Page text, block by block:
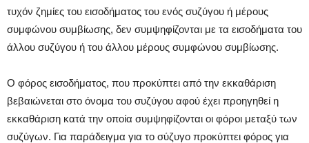
τυχόν ζημίες του εισοδήματος του ενός συζύγου ή μέρους
συμφώνου συμβίωσης, δεν συμψηφίζονται με τα εισοδήματα του
άλλου συζύγου ή του άλλου μέρους συμφώνου συμβίωσης.
Ο φόρος εισοδήματος, που προκύπτει από την εκκαθάριση
βεβαιώνεται στο όνομα του συζύγου αφού έχει προηγηθεί η
εκκαθάριση κατά την οποία συμψηφίζονται οι φόροι μεταξύ των
συζύγων. Για παράδειγμα για το σύζυγο προκύπτει φόρος για